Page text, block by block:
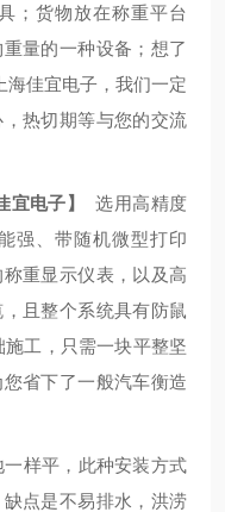
；货物放在称重平台
量的一种设备；想了
海佳宜电子，我们一定
热切期等与您的交流
电子】
选用高精度
强、带随机微型打印
重显示仪表，以及高
且整个系统具有防鼠
工，只需一块平整坚
省下了一般汽车衡造
样平，此种安装方式
点是不易排水，洪涝